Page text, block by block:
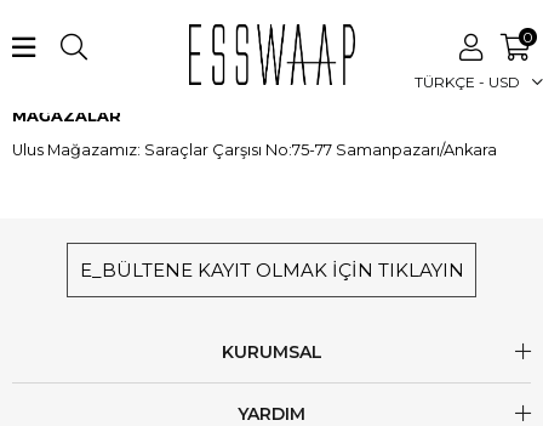
TÜRKÇE - USD
0
MAĞAZALAR
Ulus Mağazamız: Saraçlar Çarşısı No:75-77 Samanpazarı/Ankara
E_BÜLTENE KAYIT OLMAK İÇİN TIKLAYIN
KURUMSAL
YARDIM